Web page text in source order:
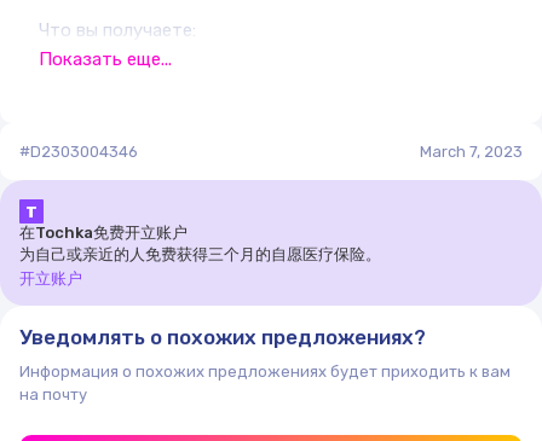
Что вы получаете:
— Эффективное решение задач
— Замена ручного труда
Показать еще...
#D2303004346 March 7, 2023
Т
在Tochka免费开立账户
为自己或亲近的人免费获得三个月的自愿医疗保险。
开立账户
Уведомлять о похожих предложениях?
Информация о похожих предложениях будет приходить к вам
на почту